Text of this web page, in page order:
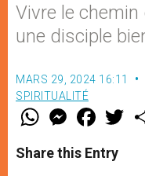
Vivre le chemin
une disciple
MARS 29, 2024 16:11
SPIRITUALITÉ
W
t
s
M
e
s
e
F
a
e
b
w
Share this Entry